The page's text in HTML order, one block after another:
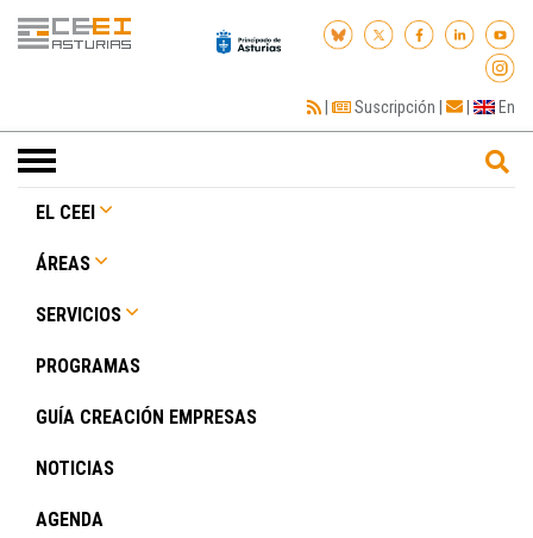
| Suscripción | | En
Toggle
navigation
EL CEEI
ÁREAS
SERVICIOS
PROGRAMAS
GUÍA CREACIÓN EMPRESAS
NOTICIAS
AGENDA